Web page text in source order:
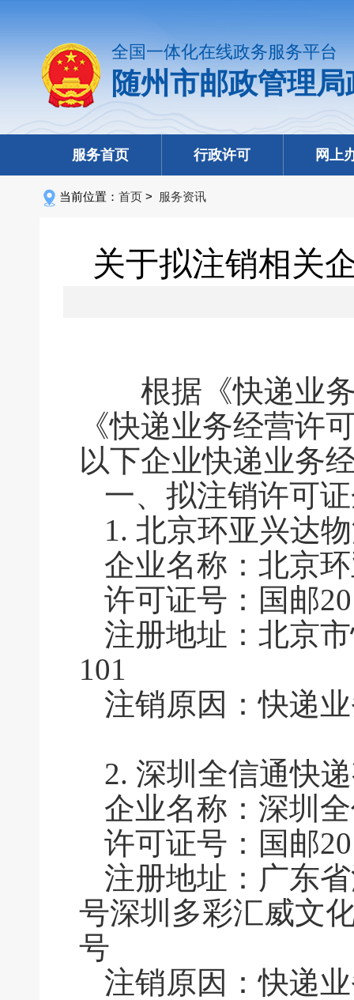
全国一体化在线政务服务平台
随州市邮政管理
服务首页 行政许可 网上
当前位置： 首页 > 服务资讯
关于拟注销相关
根据《快递业务
《快递业务经营许
以下企业快递业务
一、拟注销许可
1. 北京环亚兴达
企业名称：北京
许可证号：国邮
注册地址：北京
101
注销原因：快递
2. 深圳全信通快
企业名称：深圳
许可证号：国邮
注册地址：广东
号深圳多彩汇威文
号
注销原因：快递